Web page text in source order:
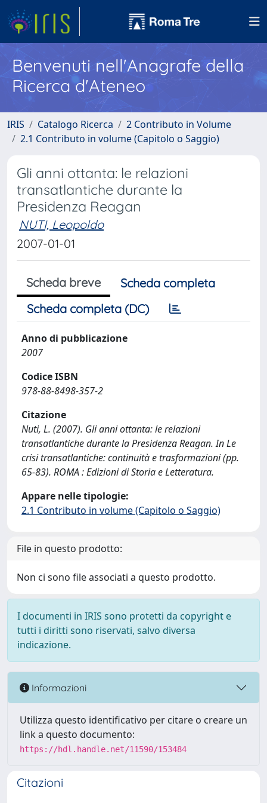
Benvenuti nell'Anagrafe della
Ricerca d'Ateneo
IRIS Catalogo Ricerca
2 Contributo in Volume
2.1 Contributo in volume (Capitolo o Saggio)
Gli anni ottanta: le relazioni
transatlantiche durante la
Presidenza Reagan
NUTI, Leopoldo
2007-01-01
Scheda breve
Scheda completa
Scheda completa (DC)
Anno di pubblicazione
2007
Codice ISBN
978-88-8498-357-2
Citazione
Nuti, L. (2007). Gli anni ottanta: le relazioni
transatlantiche durante la Presidenza Reagan. In Le
crisi transatlantiche: continuità e trasformazioni (pp.
65-83). ROMA : Edizioni di Storia e Letteratura.
Appare nelle tipologie:
2.1 Contributo in volume (Capitolo o Saggio)
File in questo prodotto:
Non ci sono file associati a questo prodotto.
I documenti in IRIS sono protetti da copyright e
tutti i diritti sono riservati, salvo diversa
indicazione.
Informazioni
Utilizza questo identificativo per citare o creare un
link a questo documento:
https://hdl.handle.net/11590/153484
Citazioni